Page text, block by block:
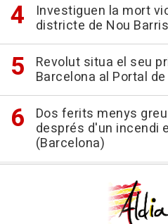
Investiguen la mort
districte de Nou
Revolut situa el seu
Barcelona al Portal
Dos ferits menys
després d'un incendi
(Barcelona)